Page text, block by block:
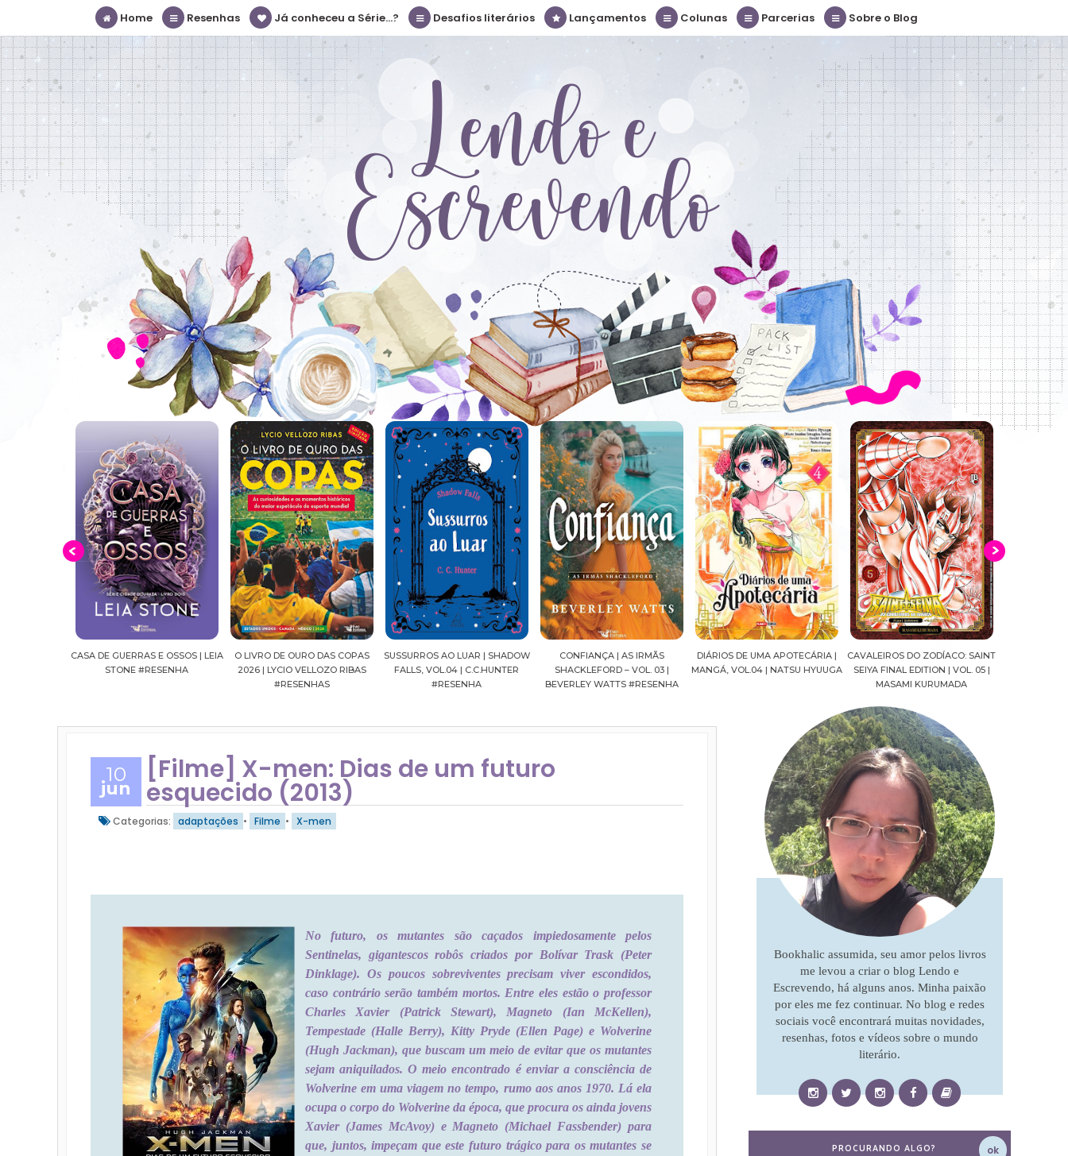
Home Resenhas Já conheceu a Série...? Desafios literários Lançamentos Colunas Parcerias Sobre o Blog
O LIVRO DE OURO DAS COPAS
2026 | LYCIO VELLOZO RIBAS
SUSSURROS AO LUAR | SHADOW
FALLS, VOL.04 | C.C.HUNTER
#RESENHA
CONFIANÇA | AS IRMÃS
SHACKLEFORD – VOL. 03 |
BEVERLEY WATTS #RESENHA
DIÁRIOS DE UMA APOTECÁRIA |
MANGÁ, VOL.04 | NATSU HYUUGA
CAVALEIROS DO ZODÍACO: SAINT
SEIYA FINAL EDITION | VOL. 05 |
CROWN OF WAR AND SHADOW |
J.R.WARD #RESENHA
10
jun
[Filme] X-men: Dias de um futuro
esquecido (2013)
Categorias: adaptações • Filme • X-men
No futuro, os mutantes são caçados impiedosamente pelos
Sentinelas, gigantescos robôs criados por Bolívar Trask (Peter
Dinklage). Os poucos sobreviventes precisam viver escondidos,
caso contrário serão também mortos. Entre eles estão o professor
Charles Xavier (Patrick Stewart), Magneto (Ian McKellen),
Tempestade (Halle Berry), Kitty Pryde (Ellen Page) e Wolverine
(Hugh Jackman), que buscam um meio de evitar que os mutantes
sejam aniquilados. O meio encontrado é enviar a consciência de
Wolverine em uma viagem no tempo, rumo aos anos 1970. Lá ela
ocupa o corpo do Wolverine da época, que procura os ainda jovens
Xavier (James McAvoy) e Magneto (Michael Fassbender) para
que, juntos, impeçam que este futuro trágico para os mutantes se
Bookhalic assumida, seu amor pelos livros
me levou a criar o blog Lendo e
Escrevendo, há alguns anos. Minha paixão
por eles me fez continuar. No blog e redes
sociais você encontrará muitas novidades,
resenhas, fotos e vídeos sobre o mundo
literário.